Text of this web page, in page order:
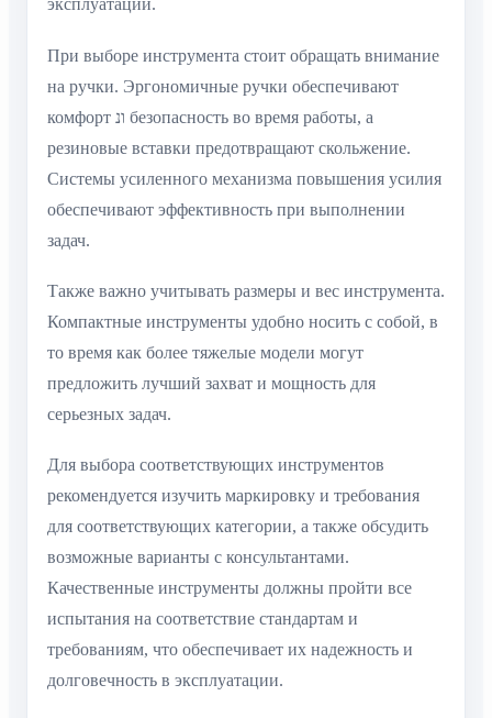
эксплуатации.
При выборе инструмента стоит обращать внимание
на ручки. Эргономичные ручки обеспечивают
комфорт ונ безопасность во время работы, а
резиновые вставки предотвращают скольжение.
Системы усиленного механизма повышения усилия
обеспечивают эффективность при выполнении
задач.
Также важно учитывать размеры и вес инструмента.
Компактные инструменты удобно носить с собой, в
то время как более тяжелые модели могут
предложить лучший захват и мощность для
серьезных задач.
Для выбора соответствующих инструментов
рекомендуется изучить маркировку и требования
для соответствующих категории, а также обсудить
возможные варианты с консультантами.
Качественные инструменты должны пройти все
испытания на соответствие стандартам и
требованиям, что обеспечивает их надежность и
долговечность в эксплуатации.